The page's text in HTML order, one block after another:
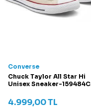
Converse
Chuck Taylor All Star Hi
Unisex Sneaker-159484C
4.999,00TL